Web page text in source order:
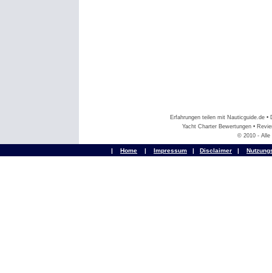
Erfahrungen teilen mit Nauticguide.de
Yacht Charter Bewertungen •
© 2010 - Alle
| Home | Impressum | Disclaimer |